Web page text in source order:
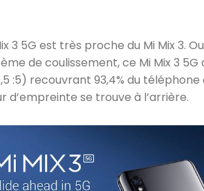
3 5G est très proche du Mi Mix 3.
de coulissement, ce Mi Mix 3 5G
:5) recouvrant 93,4% du
d’empreinte se trouve à l’arrière.